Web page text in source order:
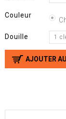
Couleur
Douille 1
AJOUTER